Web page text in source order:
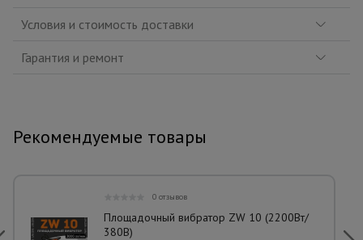
Условия и стоимость доставки
Гарантия и ремонт
Рекомендуемые товары
0 отзывов
Площадочный вибратор ZW 10 (2200Вт/
380В)